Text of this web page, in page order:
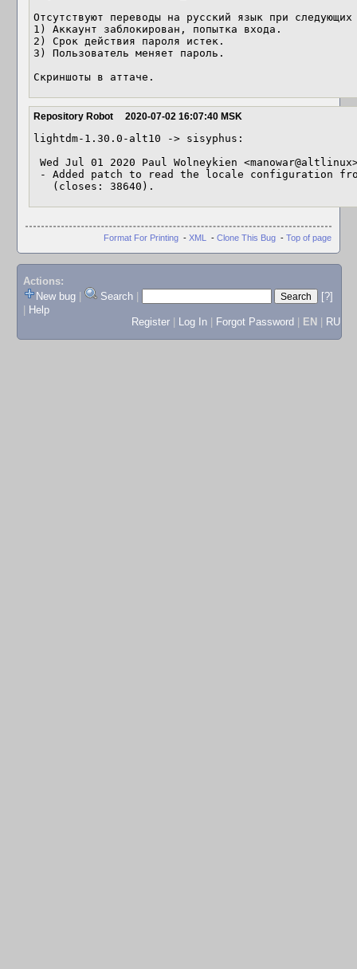
Отсутствуют переводы на русский язык при
1) Аккаунт заблокирован, попытка входа.
2) Срок действия пароля истек.
3) Пользователь меняет пароль.
Скриншоты в аттаче.
Repository Robot 2020-07-02 16:07:40 MSK
lightdm-1.30.0-alt10 -> sisyphus:
   (closes: 38640).
Format For Printing - XML - Clone This Bug - Top of page
Actions:
New bug
Search
[?]
Help
Register
Log In Forgot Password EN RU